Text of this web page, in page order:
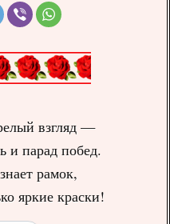
взгляд —
и парад побед.
рамок,
яркие краски!